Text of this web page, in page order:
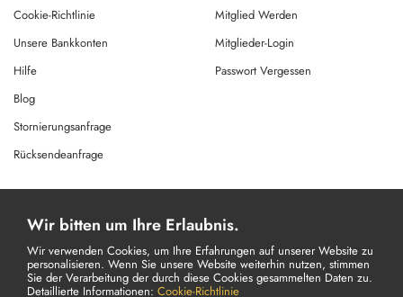
Cookie-Richtlinie
Unsere Bankkonten
Hilfe
Mitglied Werden
Mitglieder-Login
Passwort Vergessen
Blog
Stornierungsanfrage
Rücksendeanfrage
© Copyright 2026 Alle Rechte Vorbehalten.
Powered ByAMERKEZ LLC
Wir bitten um Ihre Erlaubnis.
Wir verwenden Cookies, um Ihre Erfahrungen auf unserer Website zu
personalisieren. Wenn Sie unsere Website weiterhin nutzen, stimmen
Sie der Verarbeitung der durch diese Cookies gesammelten Daten zu.
Detaillierte Informationen: Cookie-Richtlinie